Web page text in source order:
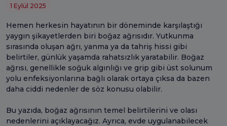
1 Eylül 2025
Hemen herkesin hayatının bir döneminde karşılaştığı
yaygın şikayetlerden biri boğaz ağrısıdır. Yutkunma
sırasında oluşan ağrı, yanma ya da tahriş hissi gibi
belirtiler, günlük yaşamda rahatsızlık yaratabilir. Boğaz
ağrısı, genellikle soğuk algınlığı ve grip gibi üst solunum
yolu enfeksiyonlarına bağlı olarak ortaya çıksa da bazen
daha ciddi nedenler de söz konusu olabilir.
Bu yazıda, boğaz ağrısının temel belirtilerini ve olası
nedenlerini açıklayacağız. Ayrıca, evde uygulanabilecek